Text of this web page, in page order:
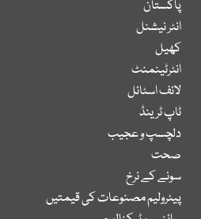
پاکستان
انٹر نیشنل
کھیل
انٹرٹینمنٹ
لائف اسٹائل
ٹاپ ٹرینڈ
دلچسپ و عجیب
صحت
سونے کے نرخ
پیٹرولیم مصنوعات کی قیمتیں